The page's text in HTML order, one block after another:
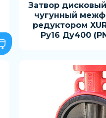
Затвор
чугунный
редуктором
Ру16 Ду400